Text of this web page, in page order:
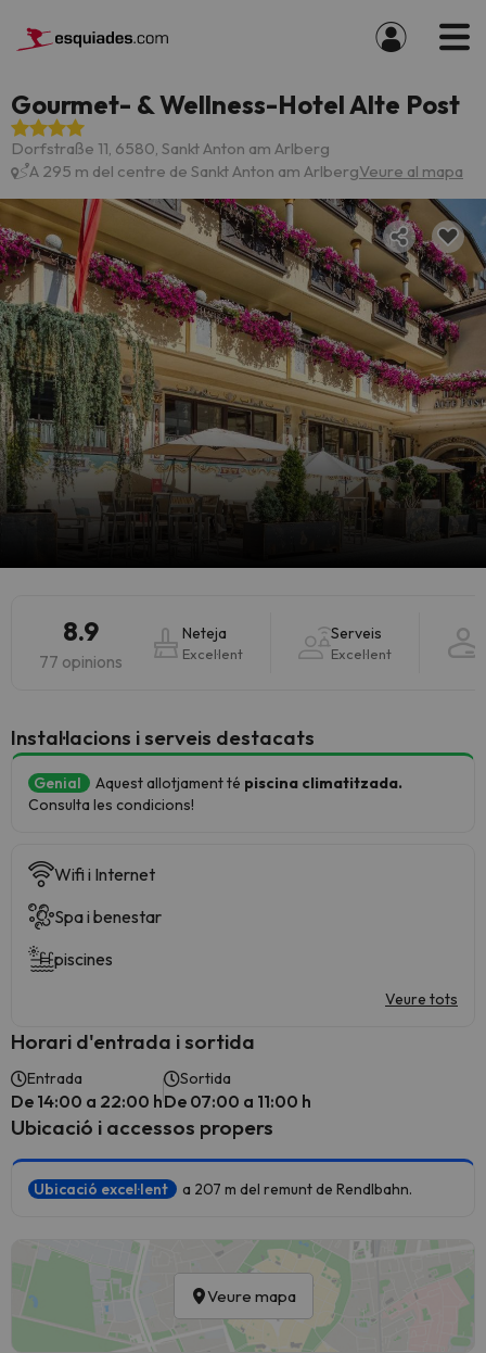
Gourmet- & Wellness-Hotel Alte Post
Dorfstraße 11, 6580, Sankt Anton am Arlberg
A 295 m del centre de Sankt Anton am ArlbergVeure al mapa
8.9
77 opinions
Neteja
Excel·lent
Serveis
Excel·lent
Instal·lacions i serveis destacats
Genial Aquest allotjament té piscina climatitzada.
Consulta les condicions!
Wifi i Internet
Spa i benestar
piscines
Veure tots
Horari d'entrada i sortida
Entrada
De 14:00 a 22:00 h
Sortida
De 07:00 a 11:00 h
Ubicació i accessos propers
Ubicació excel·lent a 207 m del remunt de Rendlbahn.
Veure mapa